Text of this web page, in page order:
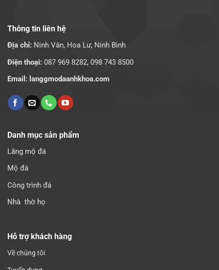
Thông tin liên hệ
Địa chỉ: Ninh Vân, Hoa Lư, Ninh Bình
Điện thoại: 087 969 8282, 098 743 8500
Email: langgmodaanhkhoa.com
Danh mục sản phẩm
Lăng mộ đá
Mộ đá
Công trình đá
Nhà thờ họ
Hỗ trợ khách hàng
Về chúng tôi